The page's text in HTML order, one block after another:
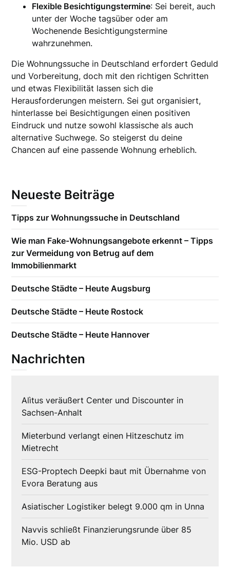
Flexible Besichtigungstermine: Sei bereit, auch
unter der Woche tagsüber oder am
Wochenende Besichtigungstermine
wahrzunehmen.
Die Wohnungssuche in Deutschland erfordert Geduld
und Vorbereitung, doch mit den richtigen Schritten
und etwas Flexibilität lassen sich die
Herausforderungen meistern. Sei gut organisiert,
hinterlasse bei Besichtigungen einen positiven
Eindruck und nutze sowohl klassische als auch
alternative Suchwege. So steigerst du deine
Chancen auf eine passende Wohnung erheblich.
Neueste Beiträge
Tipps zur Wohnungssuche in Deutschland
Wie man Fake-Wohnungsangebote erkennt – Tipps
zur Vermeidung von Betrug auf dem
Immobilienmarkt
Deutsche Städte – Heute Augsburg
Deutsche Städte – Heute Rostock
Deutsche Städte – Heute Hannover
Nachrichten
Alìtus veräußert Center und Discounter in
Sachsen-Anhalt
Mieterbund verlangt einen Hitzeschutz im
Mietrecht
ESG-Proptech Deepki baut mit Übernahme von
Evora Beratung aus
Asiatischer Logistiker belegt 9.000 qm in Unna
Navvis schließt Finanzierungsrunde über 85
Mio. USD ab